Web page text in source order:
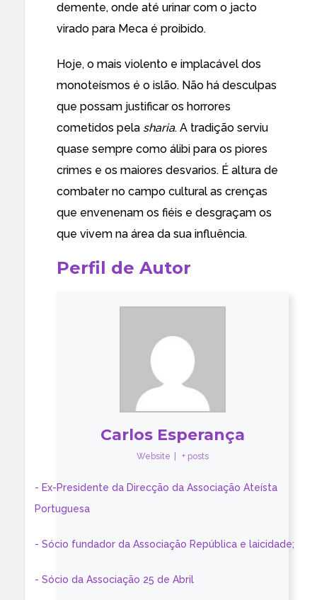
demente, onde até urinar com o jacto
virado para Meca é proibido.
Hoje, o mais violento e implacável dos
monoteísmos é o islão. Não há desculpas
que possam justificar os horrores
cometidos pela sharia. A tradição serviu
quase sempre como álibi para os piores
crimes e os maiores desvarios. É altura de
combater no campo cultural as crenças
que envenenam os fiéis e desgraçam os
que vivem na área da sua influência.
Perfil de Autor
Carlos Esperança
Website + posts
- Ex-Presidente da Direcção da Associação Ateísta
Portuguesa
- Sócio fundador da Associação República e laicidade;
- Sócio da Associação 25 de Abril